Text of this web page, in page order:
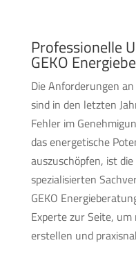
Professionelle
GEKO
Die Anforderungen
sind in den letzten
Fehler im
das energetische
auszuschöpfen, ist
spezialisierten
GEKO
Experte zur Seite,
erstellen und